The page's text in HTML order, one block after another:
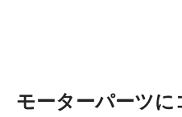
モーターパーツ